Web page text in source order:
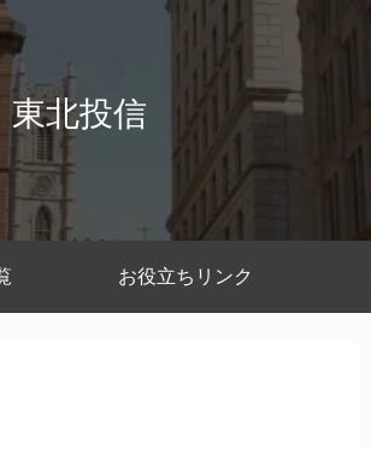
東北投信
お役立ちリンク